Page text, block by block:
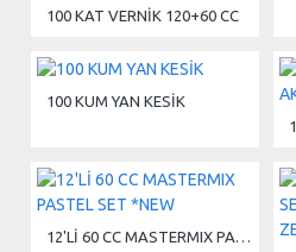
100 KAT VERNİK 120+60 CC
100 KUM YAN KESİK
12'Lİ 60 CC MASTERMIX PASTEL SET *NEW